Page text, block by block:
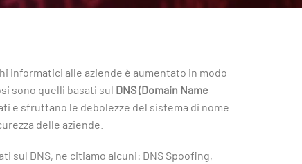
informatici alle aziende è aumentato in modo
sono quelli basati sul DNS (Domain Name
e sfruttano le debolezze del sistema di nome
delle aziende.
sul DNS, ne citiamo alcuni: DNS Spoofing,